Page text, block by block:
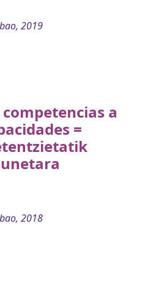
2019
competencias a
=
2018